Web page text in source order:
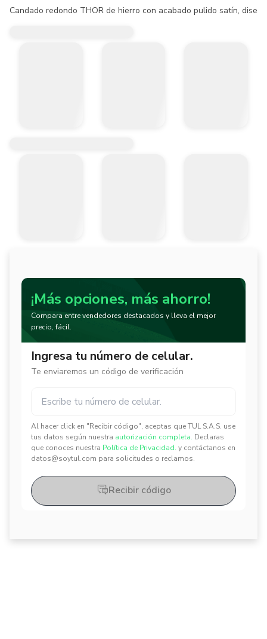
Candado redondo THOR de hierro con acabado pulido satín,
¡Más opciones, más ahorro!
Compara entre vendedores destacados y lleva el mejor
precio, fácil.
Ingresa tu número de celular.
Te enviaremos un código de verificación
Al hacer click en "Recibir código", aceptas que TUL S.A.S. use
tus datos según nuestra autorización completa. Declaras
que conoces nuestra Política de Privacidad. y contáctanos en
datos@soytul.com para solicitudes o reclamos.
✕
✕
Recibir código